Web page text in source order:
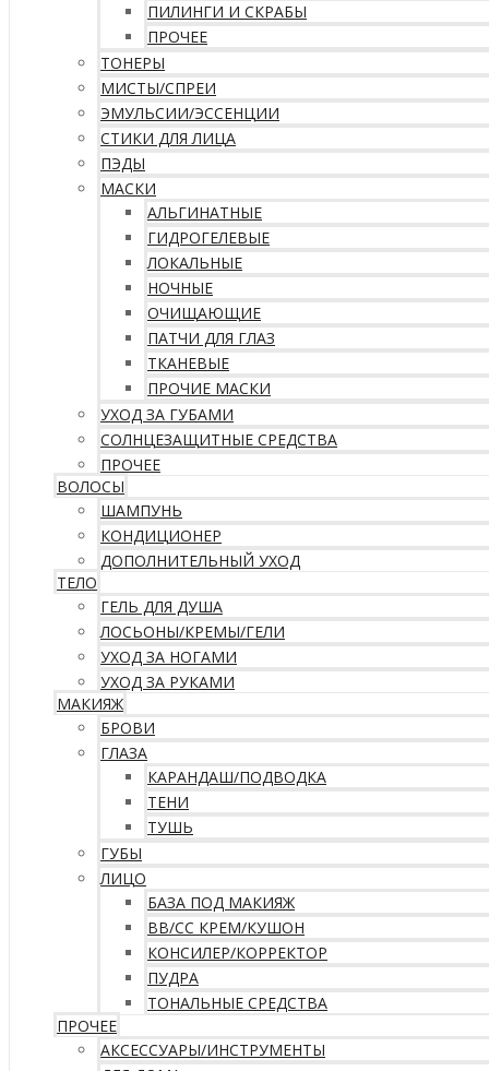
ПИЛИНГИ И СКРАБЫ
ПРОЧЕЕ
ТОНЕРЫ
МИСТЫ/СПРЕИ
ЭМУЛЬСИИ/ЭССЕНЦИИ
СТИКИ ДЛЯ ЛИЦА
ПЭДЫ
МАСКИ
АЛЬГИНАТНЫЕ
ГИДРОГЕЛЕВЫЕ
ЛОКАЛЬНЫЕ
НОЧНЫЕ
ОЧИЩАЮЩИЕ
ПАТЧИ ДЛЯ ГЛАЗ
ТКАНЕВЫЕ
ПРОЧИЕ МАСКИ
УХОД ЗА ГУБАМИ
СОЛНЦЕЗАЩИТНЫЕ СРЕДСТВА
ПРОЧЕЕ
ВОЛОСЫ
ШАМПУНЬ
КОНДИЦИОНЕР
ДОПОЛНИТЕЛЬНЫЙ УХОД
ТЕЛО
ГЕЛЬ ДЛЯ ДУША
ЛОСЬОНЫ/КРЕМЫ/ГЕЛИ
УХОД ЗА НОГАМИ
УХОД ЗА РУКАМИ
МАКИЯЖ
БРОВИ
ГЛАЗА
КАРАНДАШ/ПОДВОДКА
ТЕНИ
ТУШЬ
ГУБЫ
ЛИЦО
БАЗА ПОД МАКИЯЖ
ВВ/CC КРЕМ/КУШОН
КОНСИЛЕР/КОРРЕКТОР
ПУДРА
ТОНАЛЬНЫЕ СРЕДСТВА
ПРОЧЕЕ
АКСЕССУАРЫ/ИНСТРУМЕНТЫ